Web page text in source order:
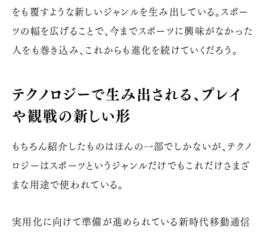
をも覆すような新しいジャンルを生み出している。スポー
ツの幅を広げることで、今までスポーツに興味がなかった
人をも巻き込み、これからも進化を続けていくだろう。
テクノロジーで生み出される、プレイ
や観戦の新しい形
もちろん紹介したものはほんの一部でしかないが、テクノ
ロジーはスポーツというジャンルだけでもこれだけさまざ
まな用途で使われている。
実用化に向けて準備が進められている新時代移動通信